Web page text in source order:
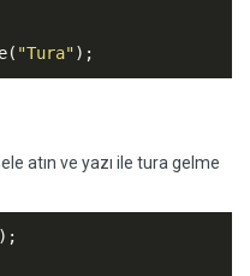
"Tura");
atın ve yazı ile tura gelme